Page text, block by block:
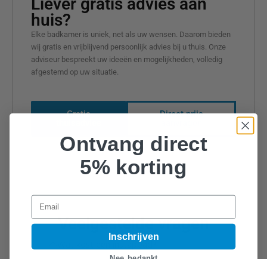
huis?
Elke badkamer is uniek, net als uw wensen. Daarom bieden
wij gratis en vrijblijvend persoonlijk advies bij u thuis. Onze
adviseur bespreekt uw ideeën en mogelijkheden, volledig
afgestemd op uw situatie.
Gratis
Direct prijs
Veelgestelde vragen
Wat kost een instapbad?
Ontvang direct
5% korting
Email
Inschrijven